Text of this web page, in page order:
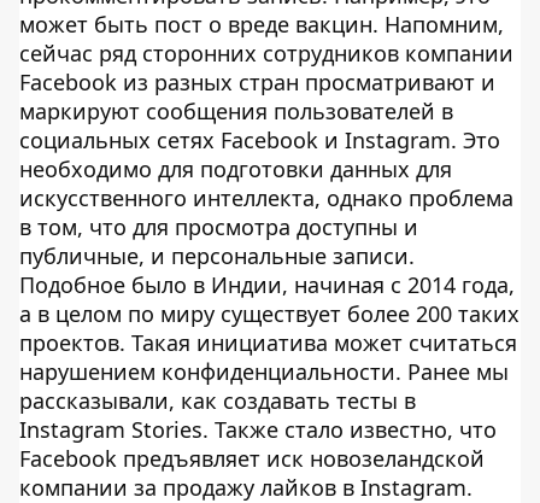
может быть пост о вреде вакцин. Напомним,
сейчас ряд сторонних сотрудников компании
Facebook из разных стран просматривают и
маркируют сообщения пользователей в
социальных сетях Facebook и Instagram. Это
необходимо для подготовки данных для
искусственного интеллекта, однако проблема
в том, что для просмотра доступны и
публичные, и персональные записи.
Подобное было в Индии, начиная с 2014 года,
а в целом по миру существует более 200 таких
проектов. Такая инициатива может считаться
нарушением конфиденциальности. Ранее мы
рассказывали, как создавать тесты в
Instagram Stories. Также стало известно, что
Facebook предъявляет иск новозеландской
компании за продажу лайков в Instagram.